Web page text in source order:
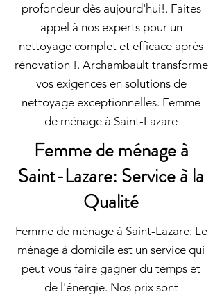
profondeur dès aujourd'hui!. Faites
appel à nos experts pour un
nettoyage complet et efficace après
rénovation !. Archambault transforme
vos exigences en solutions de
nettoyage exceptionnelles. Femme
de ménage à Saint-Lazare
Femme de ménage à
Saint-Lazare: Service à la
Qualité
Femme de ménage à Saint-Lazare: Le
ménage à domicile est un service qui
peut vous faire gagner du temps et
de l'énergie. Nos prix sont